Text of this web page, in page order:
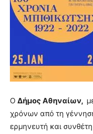
Ο Δήμος Αθηναίων,
χρόνων από τη
ερμηνευτή και συνθέτη